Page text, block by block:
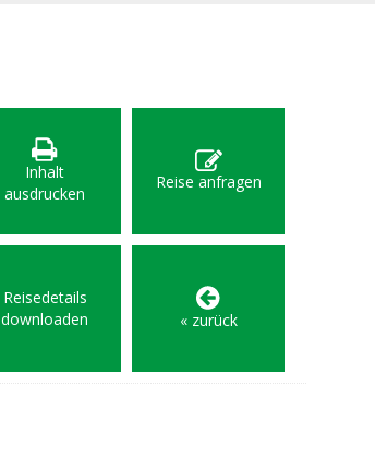
Inhalt
ausdrucken
Reise anfragen
Reisedetails
downloaden
« zurück